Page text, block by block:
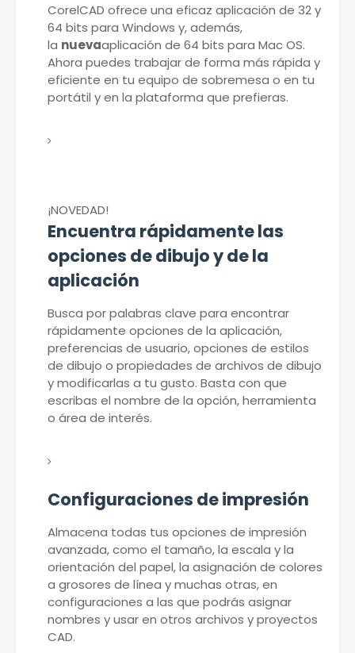
CorelCAD ofrece una eficaz aplicación de 32 y
64 bits para Windows y, además,
la nuevaaplicación de 64 bits para Mac OS.
Ahora puedes trabajar de forma más rápida y
eficiente en tu equipo de sobremesa o en tu
portátil y en la plataforma que prefieras.
¡NOVEDAD!
Encuentra rápidamente las
opciones de dibujo y de la
aplicación
Busca por palabras clave para encontrar
rápidamente opciones de la aplicación,
preferencias de usuario, opciones de estilos
de dibujo o propiedades de archivos de dibujo
y modificarlas a tu gusto. Basta con que
escribas el nombre de la opción, herramienta
o área de interés.
Configuraciones de impresión
Almacena todas tus opciones de impresión
avanzada, como el tamaño, la escala y la
orientación del papel, la asignación de colores
a grosores de línea y muchas otras, en
configuraciones a las que podrás asignar
nombres y usar en otros archivos y proyectos
CAD.